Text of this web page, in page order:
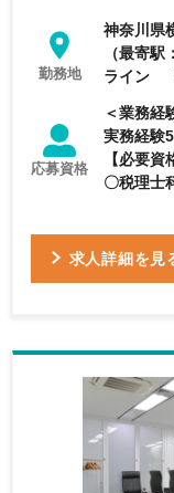
勤務地
神奈川県
（最寄
ライン
応募資格
＜業務経
実務経験5
【必要資格】 ◎
〇税理士
求人詳細を見